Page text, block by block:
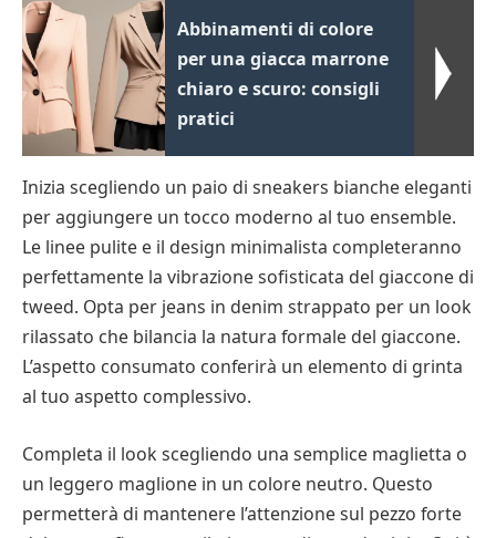
Abbinamenti di colore
per una giacca marrone
chiaro e scuro: consigli
pratici
Inizia scegliendo un paio di sneakers bianche eleganti
per aggiungere un tocco moderno al tuo ensemble.
Le linee pulite e il design minimalista completeranno
perfettamente la vibrazione sofisticata del giaccone di
tweed. Opta per jeans in denim strappato per un look
rilassato che bilancia la natura formale del giaccone.
L’aspetto consumato conferirà un elemento di grinta
al tuo aspetto complessivo.
Completa il look scegliendo una semplice maglietta o
un leggero maglione in un colore neutro. Questo
permetterà di mantenere l’attenzione sul pezzo forte